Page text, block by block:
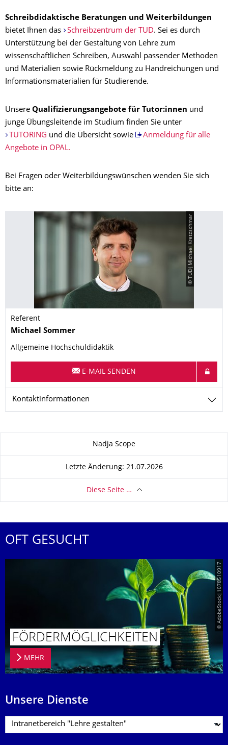
Schreibdidaktische Beratungen und Weiterbildungen
bietet Ihnen das
Schreibzentrum der TUD. Sei es durch
Unterstützung bei der Gestaltung von Lehre zum
wissenschaftlichen Schreiben, Auswahl passender Methoden
und Materialien sowie Rückmeldung zu Handreichungen und
Informationsmaterialien für Studierende.
Unsere Qualifizierungsangebote für Tutor:innen und
junge Übungsleitende im Studium finden Sie unter
TUTORING und die Übersicht sowie
Anmeldung für alle
Angebote in OPAL.
Bei Fragen oder Weiterbildungswünschen wenden Sie sich
bitte an:
© TUD|Michael Kretzschmar
Referent
Name
Michael Sommer
Allgemeine Hochschuldidaktik
E-MAIL SENDEN
Kontaktinformationen
Nadja Scope
Letzte Änderung: 21.07.2026
Diese Seite …
OFT GESUCHT
© AdobeStock|1078510917
FÖRDERMÖG­LICHKEITEN
MEHR
Unsere Dienste